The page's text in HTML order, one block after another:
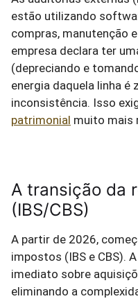
estão utilizando
compras, manutenção
empresa declara ter
(depreciando e
energia daquela linha é
inconsistência. Isso
patrimonial muito mais
A transição da
(IBS/CBS)
A partir de 2026,
impostos (IBS e CBS).
imediato sobre
eliminando a